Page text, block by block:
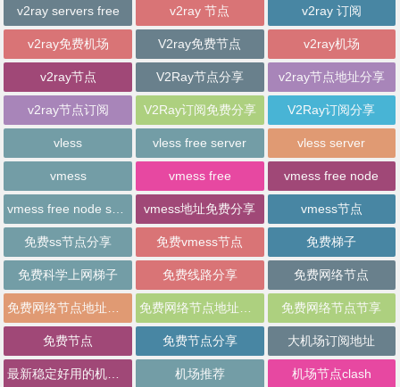
v2ray servers free v2ray 节点 v2ray 订阅
v2ray免费机场 V2ray免费节点 v2ray机场
v2ray节点 V2Ray节点分享 v2ray节点地址分享
v2ray节点订阅 V2Ray订阅免费分享 V2Ray订阅分享
vless vless free server vless server
vmess vmess free vmess free node
vmess地址免费分享 vmess节点
免费ss节点分享 免费vmess节点 免费梯子
免费科学上网梯子 免费线路分享 免费网络节点
免费网络节点节享
免费节点 免费节点分享 大机场订阅地址
机场推荐 机场节点clash